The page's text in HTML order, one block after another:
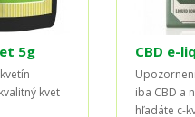
5g
kvet
CBD e-
iba CBD a
hľadáte c-